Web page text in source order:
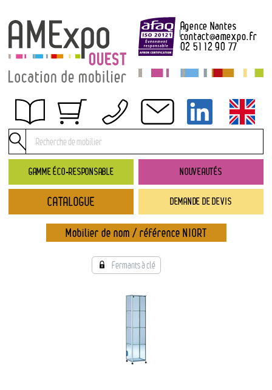
GAMME ÉCO-RESPONSABLE NOUVEAUTÉS
DEMANDE DE DEVIS
Agence Nantes
contact@amexpo.fr
02 51 12 90 77
Obtenir un devis
Conditions générales de location
Conditions de règlement
Contact
Catalogue
→ Nouveautés
→ Gamme éco-responsable
→ Types de mobilier
CATALOGUE
Mobilier de nom / référence NIORT
Fermants à clé